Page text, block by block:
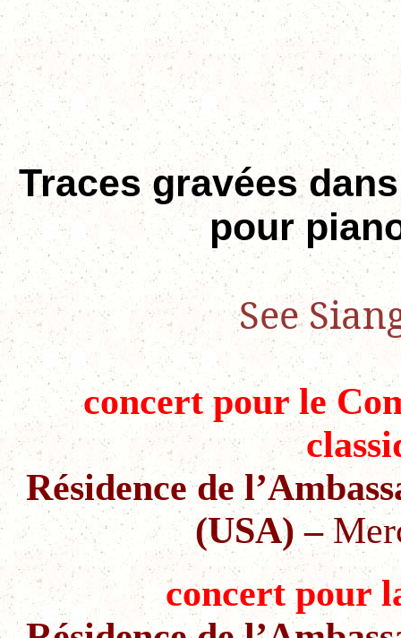
Traces gravées
pour
See
concert pour le
Résidence de
(USA)–
concert pour